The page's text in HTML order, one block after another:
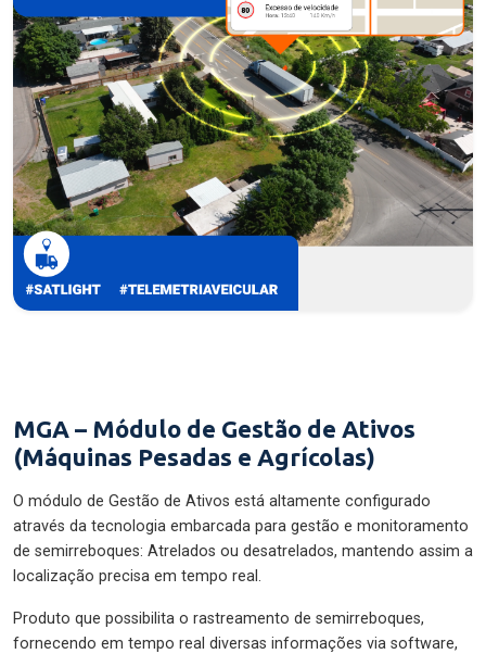
MGA – Módulo de Gestão de Ativos
(Máquinas Pesadas e Agrícolas)
O módulo de Gestão de Ativos está altamente configurado
através da tecnologia embarcada para gestão e monitoramento
de semirreboques: Atrelados ou desatrelados, mantendo assim a
localização precisa em tempo real.
Produto que possibilita o rastreamento de semirreboques,
fornecendo em tempo real diversas informações via software,